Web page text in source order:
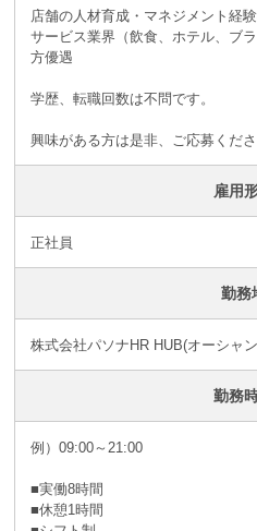
店舗の人材育成・マネジメント経
サービス業界（飲食、ホテル、ブ
方優遇
学歴、転職回数は不問です。
興味がある方は是非、ご応募くださ
雇用
正社員
勤務
株式会社パソナHR HUB(オーシャ
勤務
例）09:00～21:00
■実働8時間
■休憩1時間